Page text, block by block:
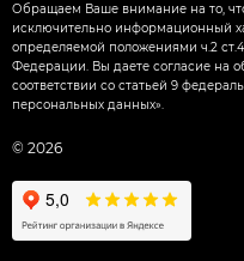
Обращаем Ваше внимание на то,
исключительно информационный
определяемой положениями ч.2
Федерации. Вы даете согласие на
соответствии со статьей 9
персональных данных».
© 2026